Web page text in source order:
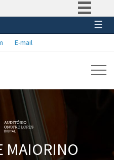
Simplifique!
Acesso à informação
Legislação
Canais
☰
E-mail
MAIORINO